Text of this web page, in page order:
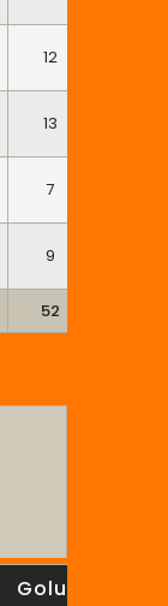
12
13
7
9
52
Goluri